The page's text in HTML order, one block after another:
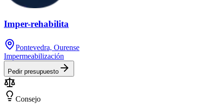
Imper-rehabilita
Pontevedra, Ourense
Impermeabilización
Pedir presupuesto
Consejo